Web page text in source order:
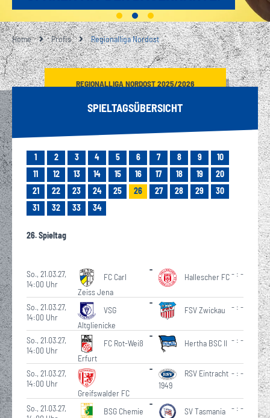
Home Profis Regionalliga Nordost
REGIONALLIGA NORDOST 2025/2026
SPIELTAGSÜBERSICHT
1 2 3 4 5 6 7 8 9
10
11
12 13 14 15 16 17 18 19
20
21
22 23 24 25 26 27 28 29
30
31
32 33 34
26. Spieltag
So., 21.03.27,
14:00 Uhr
FC Carl
Zeiss Jena
-
Hallescher FC- : -
So., 21.03.27,
14:00 Uhr
VSG
Altglienicke
-
FSV Zwickau - : -
So., 21.03.27,
14:00 Uhr
FC Rot-Weiß
Erfurt
-
Hertha BSC II - : -
So., 21.03.27,
14:00 Uhr
Greifswalder FC
-
RSV Eintracht
1949
- : -
So., 21.03.27,
BSG Chemie
-
SV Tasmania - : -